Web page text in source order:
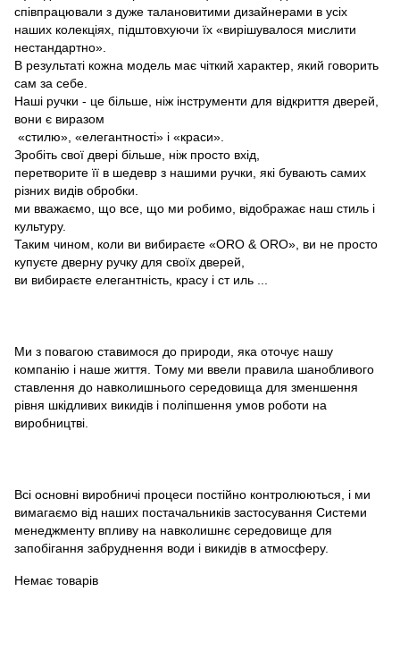
співпрацювали з дуже талановитими дизайнерами в усіх
наших колекціях, підштовхуючи їх «вирішувалося мислити
нестандартно».
В результаті кожна модель має чіткий характер, який говорить
сам за себе.
Наші ручки - це більше, ніж інструменти для відкриття дверей,
вони є виразом
«стилю», «елегантності» і «краси».
Зробіть свої двері більше, ніж просто вхід,
перетворите її в шедевр з нашими ручки, які бувають самих
різних видів обробки.
ми вважаємо, що все, що ми робимо, відображає наш стиль і
культуру.
Таким чином, коли ви вибираєте «ORO & ORO», ви не просто
купуєте дверну ручку для своїх дверей,
ви вибираєте елегантність, красу і ст иль ...
Ми з повагою ставимося до природи, яка оточує нашу
компанію і наше життя. Тому ми ввели правила шанобливого
ставлення до навколишнього середовища для зменшення
рівня шкідливих викидів і поліпшення умов роботи на
виробництві.
Всі основні виробничі процеси постійно контролюються, і ми
вимагаємо від наших постачальників застосування Системи
менеджменту впливу на навколишнє середовище для
запобігання забруднення води і викидів в атмосферу.
Немає товарів